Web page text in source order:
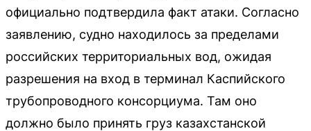
официально подтвердила факт атаки. Согласно
заявлению, судно находилось за пределами
российских территориальных вод, ожидая
разрешения на вход в терминал Каспийского
трубопроводного консорциума. Там оно
должно было принять груз казахстанской